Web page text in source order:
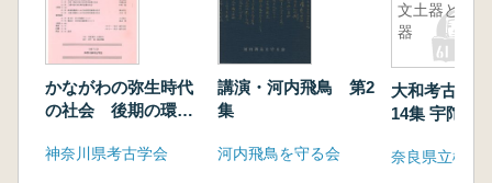
かながわの弥生時代
の社会 後期の環濠
神奈川県考古学会
講演・河内飛鳥 第2
集
河内飛鳥を守る会
文土器と石
器
大和考古資
14集 宇陀の